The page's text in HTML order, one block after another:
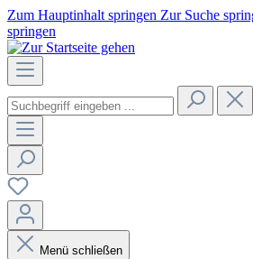
Zum Hauptinhalt springen Zur Suche
springen
Menü schließen